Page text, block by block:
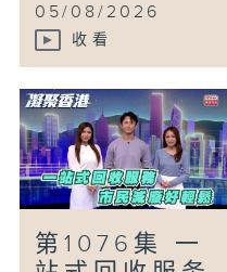
05/08/2026
收看
第1076集 一